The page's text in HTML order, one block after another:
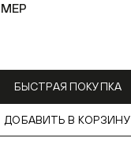
БЫСТРАЯ ПОКУПКА
ДОБАВИТЬ В КОРЗИНУ